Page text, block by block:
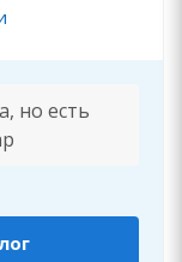
но есть